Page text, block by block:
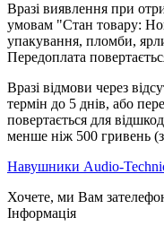
Вразі виявлення при
умовам "Стан товару:
упакування, пломби,
Передоплата
Вразі відмови через
термін до 5 днів, або
повертається для
менше ніж 500 гривень
Навушники Audio-
Хочете, ми Вам
Інформація